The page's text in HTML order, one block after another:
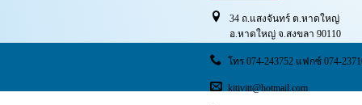
34 ถ.แสงจันทร์ ต.หาดใหญ่
อ.หาดใหญ่ จ.สงขลา 90110
โทร 074-243752 แฟกซ์ 074-
kitivitt@hotmail.com